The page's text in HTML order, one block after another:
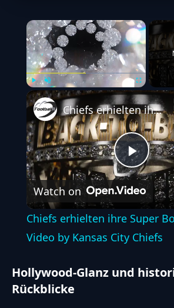
×
Play Unmute Fullscreen
Play
Chiefs erhielten ihre Super Bowl Ringe | Video by Kansas City Chiefs
Watch on
Chiefs erhielten ihre Super
Video by Kansas City Chiefs
Hollywood-Glanz und
Rückblicke